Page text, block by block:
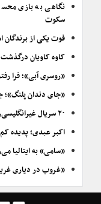
نگاهی به بازی
سکوت
فوت یکی از برندگان
کاوه کاویان درگذشت
«روسری آبی»؛ فرا
«جای دندان پلنگ»؛
۲۰ سریال غیرانگلیسی‌زبان برگزیده سال‌های اخیر
اکبر عبدی؛ پدیده
«سامی» به ایتالیا
«غروب در دیاری